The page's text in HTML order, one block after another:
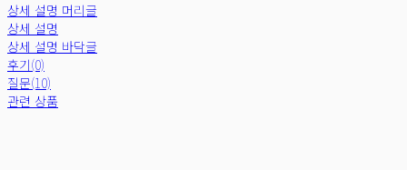
상세 설명 머리글
상세 설명
상세 설명 바닥글
후기(0)
질문(10)
관련 상품